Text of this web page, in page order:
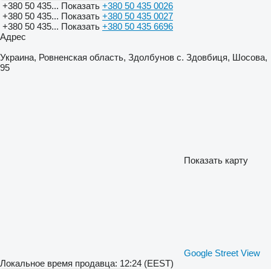
+380 50 435... Показать +380 50 435 0026
+380 50 435... Показать +380 50 435 0027
+380 50 435... Показать +380 50 435 6696
Адрес
Украина, Ровненская область, Здолбунов с. Здовбиця, Шосова,
95
Показать карту
Google Street View
Локальное время продавца: 12:24 (EEST)